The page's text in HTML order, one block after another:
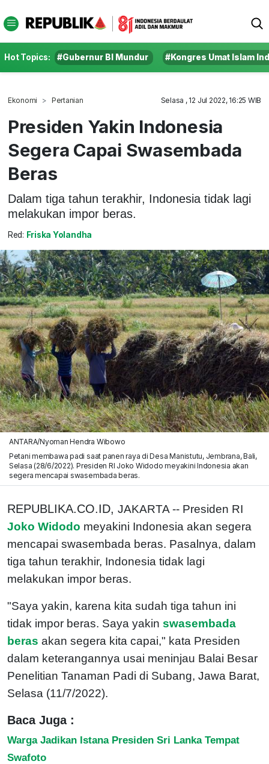
Hot Topics: #Gubernur BI Mundur #Kongres Umat Islam
Ekonomi Pertanian Selasa , 12 Jul 2022, 16:25 WIB
Presiden Yakin Indonesia
Segera Capai Swasembada
Beras
Dalam tiga tahun terakhir, Indonesia tidak lagi
melakukan impor beras.
Red: Friska Yolandha
ANTARA/Nyoman Hendra Wibowo
Petani membawa padi saat panen raya di Desa Manistutu, Jembrana, Bali,
Selasa (28/6/2022). Presiden RI Joko Widodo meyakini Indonesia akan
segera mencapai swasembada beras.
REPUBLIKA.CO.ID, JAKARTA -- Presiden RI
Joko Widodo meyakini Indonesia akan segera
mencapai swasembada beras. Pasalnya, dalam
tiga tahun terakhir, Indonesia tidak lagi
melakukan impor beras.
"Saya yakin, karena kita sudah tiga tahun ini
tidak impor beras. Saya yakin swasembada
beras akan segera kita capai," kata Presiden
dalam keterangannya usai meninjau Balai Besar
Penelitian Tanaman Padi di Subang, Jawa Barat,
Selasa (11/7/2022).
Baca Juga :
Warga Jadikan Istana Presiden Sri Lanka Tempat
Swafoto